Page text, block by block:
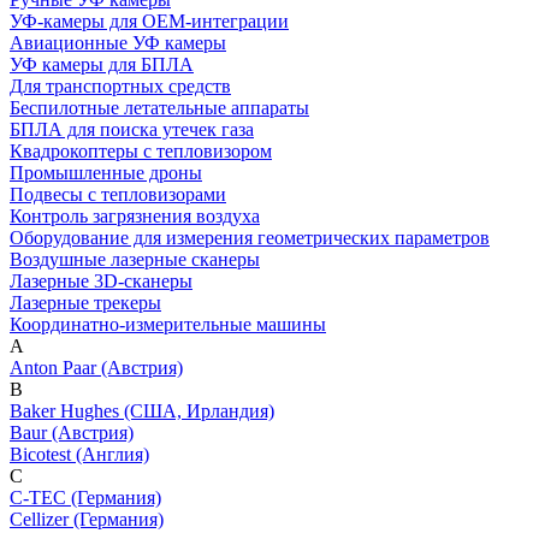
УФ-камеры для OEM-интеграции
Авиационные УФ камеры
УФ камеры для БПЛА
Для транспортных средств
Беспилотные летательные аппараты
БПЛА для поиска утечек газа
Квадрокоптеры с тепловизором
Промышленные дроны
Подвесы с тепловизорами
Контроль загрязнения воздуха
Оборудование для измерения геометрических параметров
Воздушные лазерные сканеры
Лазерные 3D-сканеры
Лазерные трекеры
Координатно-измерительные машины
A
Anton Paar (Австрия)
B
Baker Hughes (США, Ирландия)
Baur (Австрия)
Bicotest (Англия)
C
C-TEC (Германия)
Cellizer (Германия)